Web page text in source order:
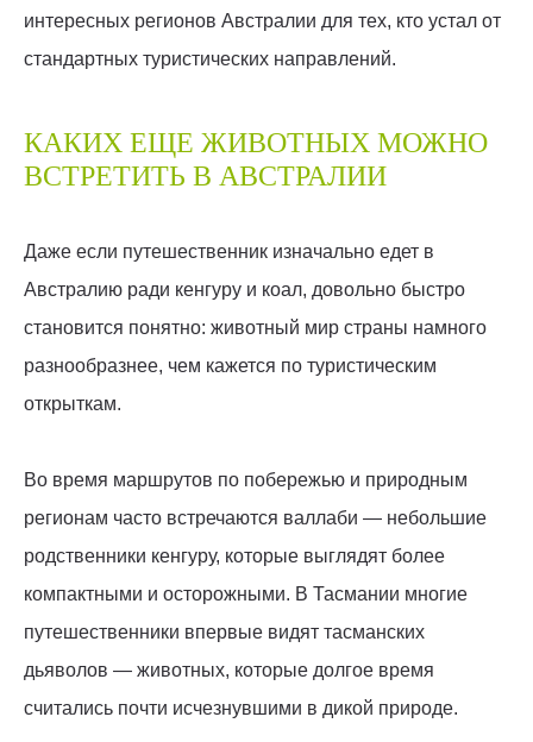
интересных регионов Австралии для тех, кто устал от
стандартных туристических направлений.
КАКИХ ЕЩЕ ЖИВОТНЫХ МОЖНО
ВСТРЕТИТЬ В АВСТРАЛИИ
Даже если путешественник изначально едет в
Австралию ради кенгуру и коал, довольно быстро
становится понятно: животный мир страны намного
разнообразнее, чем кажется по туристическим
открыткам.
Во время маршрутов по побережью и природным
регионам часто встречаются валлаби — небольшие
родственники кенгуру, которые выглядят более
компактными и осторожными. В Тасмании многие
путешественники впервые видят тасманских
дьяволов — животных, которые долгое время
считались почти исчезнувшими в дикой природе.